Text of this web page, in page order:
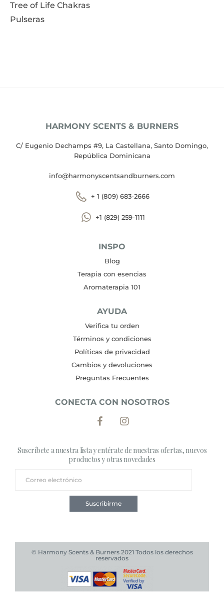
Tree of Life Chakras
Pulseras
HARMONY SCENTS & BURNERS
C/ Eugenio Dechamps #9, La Castellana, Santo Domingo,
República Dominicana
info@harmonyscentsandburners.com
+ 1 (809) 683-2666
+1 (829) 259-1111
INSPO
Blog
Terapia con esencias
Aromaterapia 101
AYUDA
Verifica tu orden
Términos y condiciones
Políticas de privacidad
Cambios y devoluciones
Preguntas Frecuentes
CONECTA CON NOSOTROS
Suscríbete a nuestra lista y entérate de nuestras ofertas, nuevos
productos y otras novedades
Suscribirme
© Harmony Scents & Burners 2021 Todos los derechos
reservados